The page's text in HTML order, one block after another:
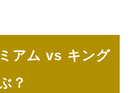
アム vs キング
？